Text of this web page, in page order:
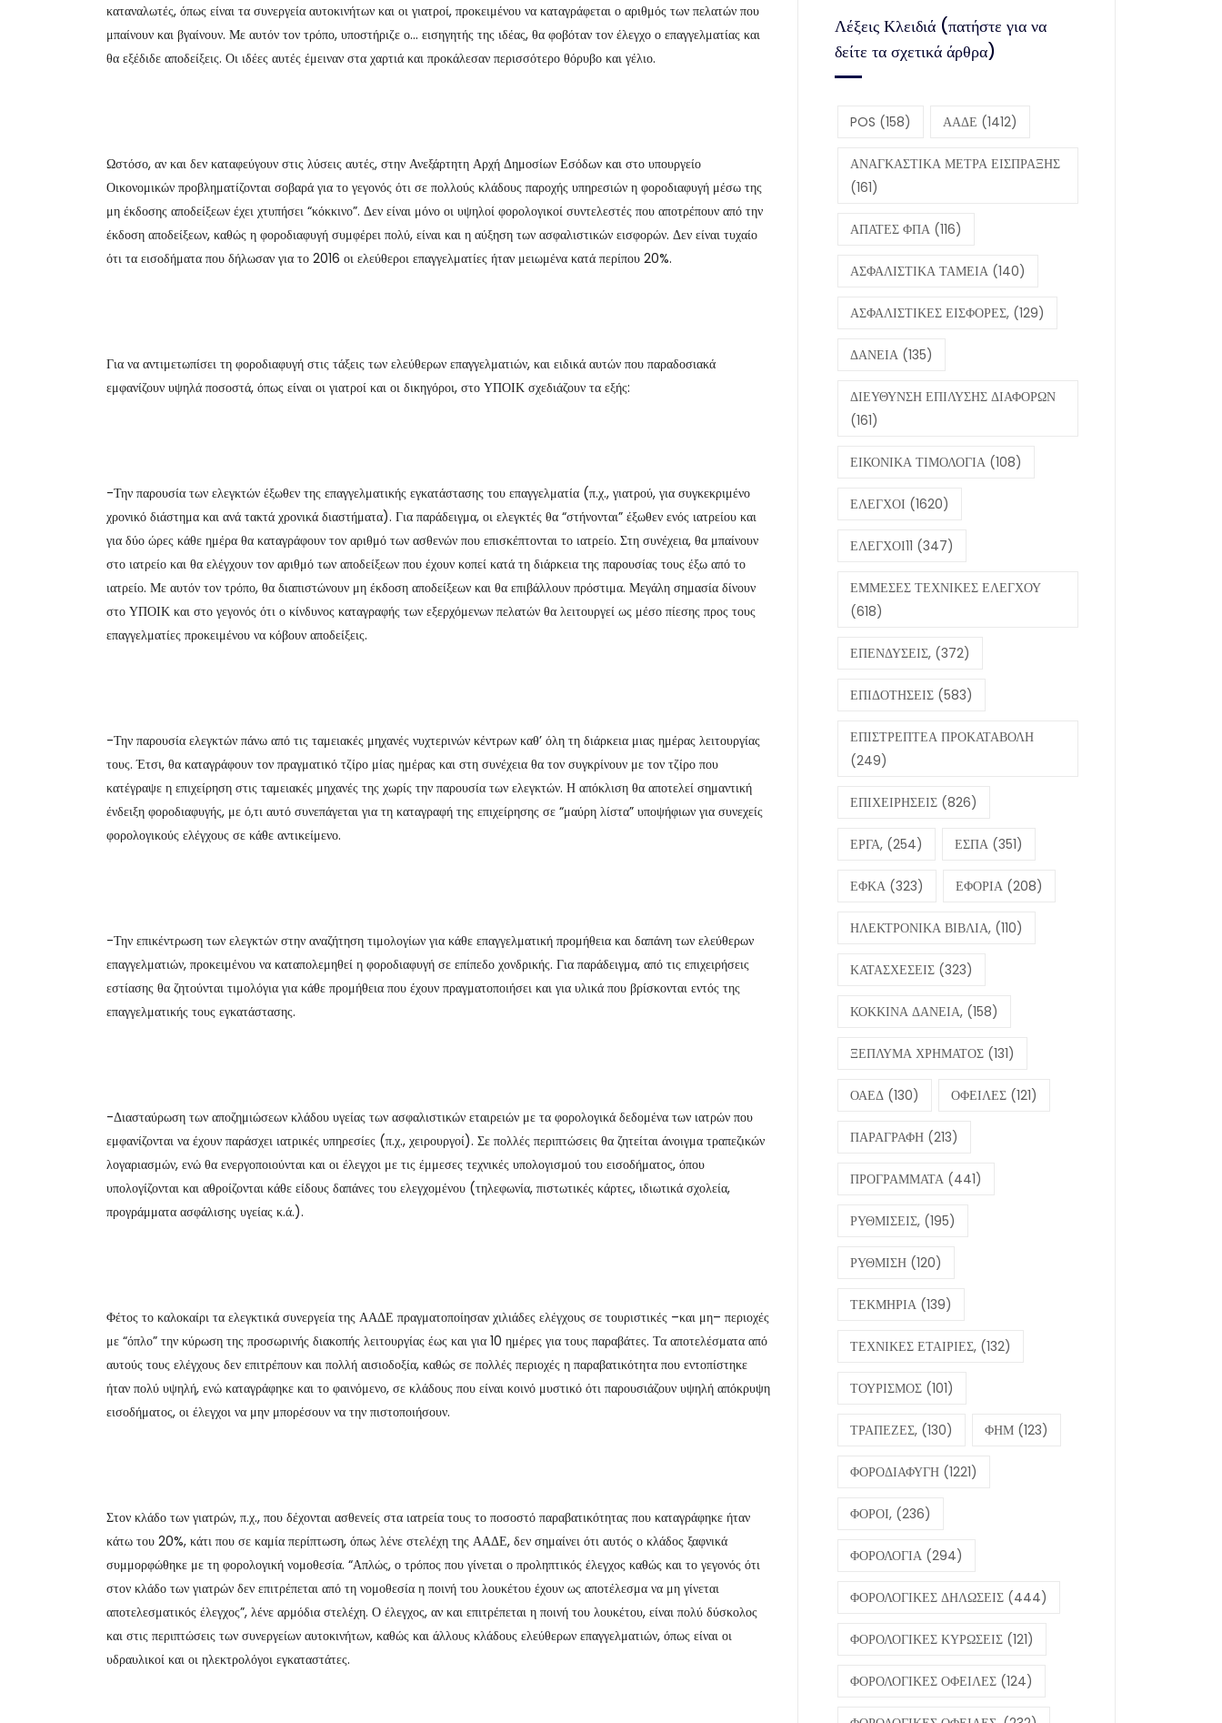
καταναλωτές, όπως είναι τα συνεργεία αυτοκινήτων και οι γιατροί, προκειμένου να καταγράφεται ο αριθμός των πελατών που
μπαίνουν και βγαίνουν. Με αυτόν τον τρόπο, υποστήριζε ο… εισηγητής της ιδέας, θα φοβόταν τον έλεγχο ο επαγγελματίας και
θα εξέδιδε αποδείξεις. Οι ιδέες αυτές έμειναν στα χαρτιά και προκάλεσαν περισσότερο θόρυβο και γέλιο.
Ωστόσο, αν και δεν καταφεύγουν στις λύσεις αυτές, στην Ανεξάρτητη Αρχή Δημοσίων Εσόδων και στο υπουργείο
Οικονομικών προβληματίζονται σοβαρά για το γεγονός ότι σε πολλούς κλάδους παροχής υπηρεσιών η φοροδιαφυγή μέσω της
μη έκδοσης αποδείξεων έχει χτυπήσει “κόκκινο”. Δεν είναι μόνο οι υψηλοί φορολογικοί συντελεστές που αποτρέπουν από την
έκδοση αποδείξεων, καθώς η φοροδιαφυγή συμφέρει πολύ, είναι και η αύξηση των ασφαλιστικών εισφορών. Δεν είναι τυχαίο
ότι τα εισοδήματα που δήλωσαν για το 2016 οι ελεύθεροι επαγγελματίες ήταν μειωμένα κατά περίπου 20%.
Για να αντιμετωπίσει τη φοροδιαφυγή στις τάξεις των ελεύθερων επαγγελματιών, και ειδικά αυτών που παραδοσιακά
εμφανίζουν υψηλά ποσοστά, όπως είναι οι γιατροί και οι δικηγόροι, στο ΥΠΟΙΚ σχεδιάζουν τα εξής:
-Την παρουσία των ελεγκτών έξωθεν της επαγγελματικής εγκατάστασης του επαγγελματία (π.χ., γιατρού, για συγκεκριμένο
χρονικό διάστημα και ανά τακτά χρονικά διαστήματα). Για παράδειγμα, οι ελεγκτές θα “στήνονται” έξωθεν ενός ιατρείου και
για δύο ώρες κάθε ημέρα θα καταγράφουν τον αριθμό των ασθενών που επισκέπτονται το ιατρείο. Στη συνέχεια, θα μπαίνουν
στο ιατρείο και θα ελέγχουν τον αριθμό των αποδείξεων που έχουν κοπεί κατά τη διάρκεια της παρουσίας τους έξω από το
ιατρείο. Με αυτόν τον τρόπο, θα διαπιστώνουν μη έκδοση αποδείξεων και θα επιβάλλουν πρόστιμα. Μεγάλη σημασία δίνουν
στο ΥΠΟΙΚ και στο γεγονός ότι ο κίνδυνος καταγραφής των εξερχόμενων πελατών θα λειτουργεί ως μέσο πίεσης προς τους
επαγγελματίες προκειμένου να κόβουν αποδείξεις.
-Την παρουσία ελεγκτών πάνω από τις ταμειακές μηχανές νυχτερινών κέντρων καθ’ όλη τη διάρκεια μιας ημέρας λειτουργίας
τους. Έτσι, θα καταγράφουν τον πραγματικό τζίρο μίας ημέρας και στη συνέχεια θα τον συγκρίνουν με τον τζίρο που
κατέγραψε η επιχείρηση στις ταμειακές μηχανές της χωρίς την παρουσία των ελεγκτών. Η απόκλιση θα αποτελεί σημαντική
ένδειξη φοροδιαφυγής, με ό,τι αυτό συνεπάγεται για τη καταγραφή της επιχείρησης σε “μαύρη λίστα” υποψήφιων για συνεχείς
φορολογικούς ελέγχους σε κάθε αντικείμενο.
-Την επικέντρωση των ελεγκτών στην αναζήτηση τιμολογίων για κάθε επαγγελματική προμήθεια και δαπάνη των ελεύθερων
επαγγελματιών, προκειμένου να καταπολεμηθεί η φοροδιαφυγή σε επίπεδο χονδρικής. Για παράδειγμα, από τις επιχειρήσεις
εστίασης θα ζητούνται τιμολόγια για κάθε προμήθεια που έχουν πραγματοποιήσει και για υλικά που βρίσκονται εντός της
επαγγελματικής τους εγκατάστασης.
-Διασταύρωση των αποζημιώσεων κλάδου υγείας των ασφαλιστικών εταιρειών με τα φορολογικά δεδομένα των ιατρών που
εμφανίζονται να έχουν παράσχει ιατρικές υπηρεσίες (π.χ., χειρουργοί). Σε πολλές περιπτώσεις θα ζητείται άνοιγμα τραπεζικών
λογαριασμών, ενώ θα ενεργοποιούνται και οι έλεγχοι με τις έμμεσες τεχνικές υπολογισμού του εισοδήματος, όπου
υπολογίζονται και αθροίζονται κάθε είδους δαπάνες του ελεγχομένου (τηλεφωνία, πιστωτικές κάρτες, ιδιωτικά σχολεία,
προγράμματα ασφάλισης υγείας κ.ά.).
Φέτος το καλοκαίρι τα ελεγκτικά συνεργεία της ΑΑΔΕ πραγματοποίησαν χιλιάδες ελέγχους σε τουριστικές –και μη– περιοχές
με “όπλο” την κύρωση της προσωρινής διακοπής λειτουργίας έως και για 10 ημέρες για τους παραβάτες. Τα αποτελέσματα από
αυτούς τους ελέγχους δεν επιτρέπουν και πολλή αισιοδοξία, καθώς σε πολλές περιοχές η παραβατικότητα που εντοπίστηκε
ήταν πολύ υψηλή, ενώ καταγράφηκε και το φαινόμενο, σε κλάδους που είναι κοινό μυστικό ότι παρουσιάζουν υψηλή απόκρυψη
εισοδήματος, οι έλεγχοι να μην μπορέσουν να την πιστοποιήσουν.
Στον κλάδο των γιατρών, π.χ., που δέχονται ασθενείς στα ιατρεία τους το ποσοστό παραβατικότητας που καταγράφηκε ήταν
κάτω του 20%, κάτι που σε καμία περίπτωση, όπως λένε στελέχη της ΑΑΔΕ, δεν σημαίνει ότι αυτός ο κλάδος ξαφνικά
συμμορφώθηκε με τη φορολογική νομοθεσία. “Απλώς, ο τρόπος που γίνεται ο προληπτικός έλεγχος καθώς και το γεγονός ότι
στον κλάδο των γιατρών δεν επιτρέπεται από τη νομοθεσία η ποινή του λουκέτου έχουν ως αποτέλεσμα να μη γίνεται
αποτελεσματικός έλεγχος”, λένε αρμόδια στελέχη. Ο έλεγχος, αν και επιτρέπεται η ποινή του λουκέτου, είναι πολύ δύσκολος
και στις περιπτώσεις των συνεργείων αυτοκινήτων, καθώς και άλλους κλάδους ελεύθερων επαγγελματιών, όπως είναι οι
υδραυλικοί και οι ηλεκτρολόγοι εγκαταστάτες.
Λέξεις Κλειδιά (πατήστε για να
δείτε τα σχετικά άρθρα)
POS (158) ΑΑΔΕ (1412)
ΑΝΑΓΚΑΣΤΙΚΑ ΜΕΤΡΑ ΕΙΣΠΡΑΞΗΣ
(161)
ΑΠΑΤΕΣ ΦΠΑ (116)
ΑΣΦΑΛΙΣΤΙΚΑ ΤΑΜΕΙΑ (140)
ΑΣΦΑΛΙΣΤΙΚΕΣ ΕΙΣΦΟΡΕΣ, (129)
ΔΑΝΕΙΑ (135)
ΔΙΕΥΘΥΝΣΗ ΕΠΙΛΥΣΗΣ ΔΙΑΦΟΡΩΝ
(161)
ΕΙΚΟΝΙΚΑ ΤΙΜΟΛΟΓΙΑ (108)
ΕΛΕΓΧΟΙ (1620)
ΕΛΕΓΧΟΙ11 (347)
ΕΜΜΕΣΕΣ ΤΕΧΝΙΚΕΣ ΕΛΕΓΧΟΥ
(618)
ΕΠΕΝΔΥΣΕΙΣ, (372)
ΕΠΙΔΟΤΗΣΕΙΣ (583)
ΕΠΙΣΤΡΕΠΤΕΑ ΠΡΟΚΑΤΑΒΟΛΗ
(249)
ΕΠΙΧΕΙΡΗΣΕΙΣ (826)
ΕΡΓΑ, (254) ΕΣΠΑ (351)
ΕΦΚΑ (323) ΕΦΟΡΙΑ (208)
ΗΛΕΚΤΡΟΝΙΚΑ ΒΙΒΛΙΑ, (110)
ΚΑΤΑΣΧΕΣΕΙΣ (323)
ΚΟΚΚΙΝΑ ΔΑΝΕΙΑ, (158)
ΞΕΠΛΥΜΑ ΧΡΗΜΑΤΟΣ (131)
ΟΑΕΔ (130) ΟΦΕΙΛΕΣ (121)
ΠΑΡΑΓΡΑΦΗ (213)
ΠΡΟΓΡΑΜΜΑΤΑ (441)
ΡΥΘΜΙΣΕΙΣ, (195)
ΡΥΘΜΙΣΗ (120)
ΤΕΚΜΗΡΙΑ (139)
ΤΕΧΝΙΚΕΣ ΕΤΑΙΡΙΕΣ, (132)
ΤΟΥΡΙΣΜΟΣ (101)
ΤΡΑΠΕΖΕΣ, (130) ΦΗΜ (123)
ΦΟΡΟΔΙΑΦΥΓΗ (1221)
ΦΟΡΟΙ, (236)
ΦΟΡΟΛΟΓΙΑ (294)
ΦΟΡΟΛΟΓΙΚΕΣ ΔΗΛΩΣΕΙΣ (444)
ΦΟΡΟΛΟΓΙΚΕΣ ΚΥΡΩΣΕΙΣ (121)
ΦΟΡΟΛΟΓΙΚΕΣ ΟΦΕΙΛΕΣ (124)